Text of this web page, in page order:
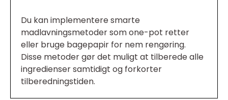
Du kan implementere smarte
madlavningsmetoder som one-pot retter
eller bruge bagepapir for nem rengøring.
Disse metoder gør det muligt at tilberede alle
ingredienser samtidigt og forkorter
tilberedningstiden.